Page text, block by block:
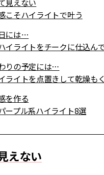
見えない
こそハイライトで叶う
には…
イライトをチークに仕込ん
りの予定には…
ライトを点置きして乾燥も
を作る
ープル系ハイライト8選
えない